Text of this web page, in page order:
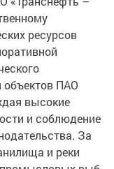
ресурсов
ПАО
высокие
и соблюдение
За
и реки
рыб.